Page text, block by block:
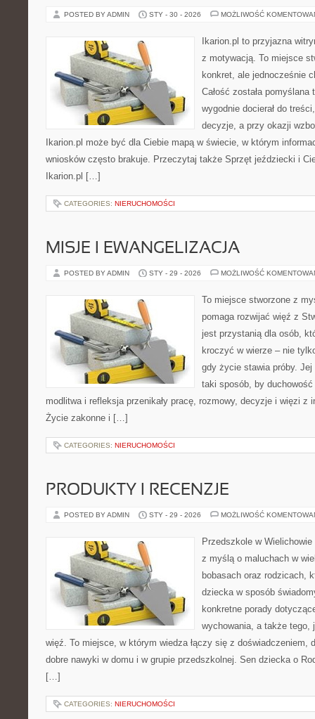
POSTED BY ADMIN STY - 30 - 2026 MOŻLIWOŚĆ
Ikarion.pl to przyjazna
z motywacją. To miejsce
konkret, ale jednocześnie
Całość została
wygodnie docierał do
decyzje, a przy okazji
Ikarion.pl może być dla Ciebie mapą w świecie, w którym
wniosków często brakuje. Przeczytaj także Sprzęt jeździecki i
Ikarion.pl […]
CATEGORIES: NIERUCHOMOŚCI
MISJE I EWANGELIZACJA
POSTED BY ADMIN STY - 29 - 2026 MOŻLIWOŚĆ
To miejsce stworzone z
pomaga rozwijać więź z
jest przystanią dla osób,
kroczyć w wierze – nie
gdy życie stawia próby.
taki sposób, by
modlitwa i refleksja przenikały pracę, rozmowy, decyzje i więzi z
Życie zakonne i […]
CATEGORIES: NIERUCHOMOŚCI
PRODUKTY I RECENZJE
POSTED BY ADMIN STY - 29 - 2026 MOŻLIWOŚĆ
Przedszkole w
z myślą o maluchach w
bobasach oraz rodzicach,
dziecka w sposób
konkretne porady
wychowania, a także tego,
więź. To miejsce, w którym wiedza łączy się z doświadczeniem,
dobre nawyki w domu i w grupie przedszkolnej. Sen dziecka o
[…]
CATEGORIES: NIERUCHOMOŚCI